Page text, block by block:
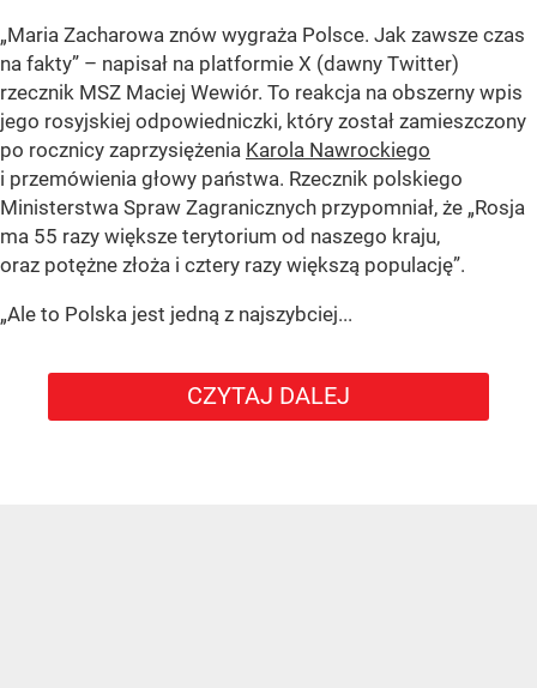
„Maria Zacharowa znów wygraża Polsce. Jak zawsze czas
na fakty” – napisał na platformie X (dawny Twitter)
rzecznik MSZ Maciej Wewiór. To reakcja na obszerny wpis
jego rosyjskiej odpowiedniczki, który został zamieszczony
po rocznicy zaprzysiężenia Karola Nawrockiego
i przemówienia głowy państwa. Rzecznik polskiego
Ministerstwa Spraw Zagranicznych przypomniał, że „Rosja
ma 55 razy większe terytorium od naszego kraju,
oraz potężne złoża i cztery razy większą populację”.
„Ale to Polska jest jedną z najszybciej...
CZYTAJ DALEJ